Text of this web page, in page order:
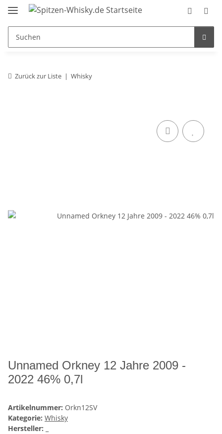
Zurück zur Liste Whisky
Unnamed Orkney 12 Jahre 2009 -
2022 46% 0,7l
Artikelnummer: Orkn12SV
Kategorie: Whisky
Hersteller: